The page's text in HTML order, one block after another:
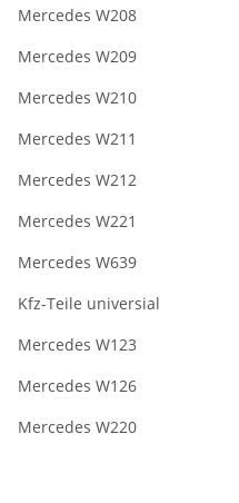
Mercedes W208
Mercedes W209
Mercedes W210
Mercedes W211
Mercedes W212
Mercedes W221
Mercedes W639
Kfz-Teile universial
Mercedes W123
Mercedes W126
Mercedes W220